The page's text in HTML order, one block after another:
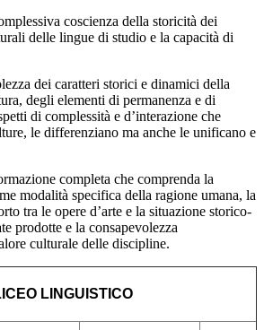
coscienza della storicità dei
delle lingue di studio e la capacità di
dei caratteri storici e dinamici della
degli elementi di permanenza e di
di complessità e d’interazione che
le differenziano ma anche le unificano e
completa che comprenda la
modalità specifica della ragione umana, la
tra le opere d’arte e la situazione storico-
prodotte e la consapevolezza
culturale delle discipline.
LINGUISTICO